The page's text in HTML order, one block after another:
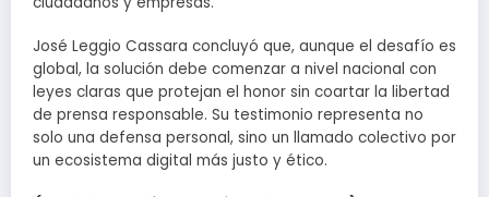
José Leggio Cassara concluyó que, aunque el desafío es
global, la solución debe comenzar a nivel nacional con
leyes claras que protejan el honor sin coartar la libertad
de prensa responsable. Su testimonio representa no
solo una defensa personal, sino un llamado colectivo por
un ecosistema digital más justo y ético.